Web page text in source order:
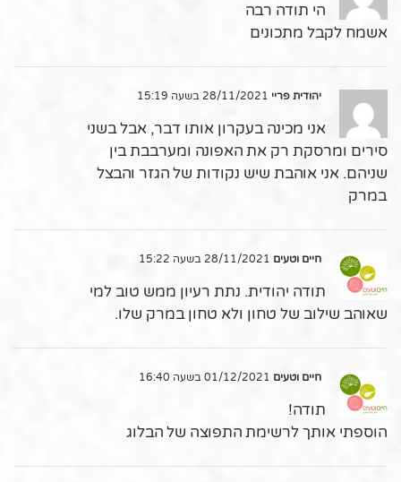
הי תודה רבה
אשמח לקבל מתכונים
יהודית פריי
אני מכינה בעקרון אותו דבר, אבל בשני
סירים ומרסקת רק את האפונה ומערבבת בין
שניהם. אני אוהבת שיש נקודות של הגזר והבצל
במרק
חיים וטעים
תודה יהודית. נתת רעיון ממש טוב למי
שאוהב שילוב של טחון ולא טחון במרק שלו.
חיים וטעים
תודה!
הוספתי אותך לרשימת התפוצה של הבלוג